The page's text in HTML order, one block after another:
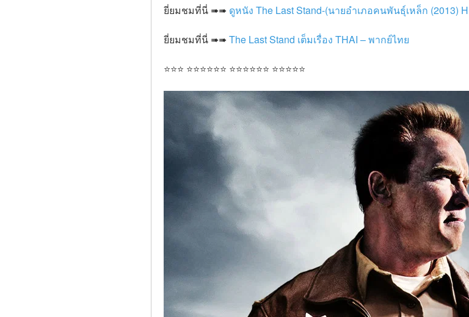
ยี่ยมชมที่นี่ ➠➠ ดูหนัง The Last Stand-(นายอำเภอคนพันธุ์เหล็ก (2013)
ยี่ยมชมที่นี่ ➠➠ The Last Stand เต็มเรื่อง THAI – พากย์ไทย
⭐⭐⭐ ⭐⭐⭐⭐⭐⭐ ⭐⭐⭐⭐⭐⭐ ⭐⭐⭐⭐⭐